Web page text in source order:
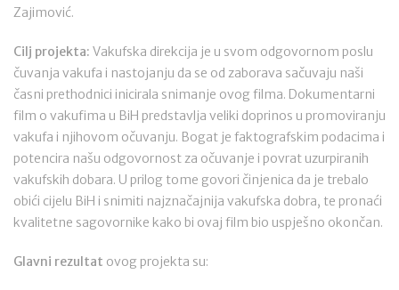
Zajimović.
Cilj projekta: Vakufska direkcija je u svom odgovornom poslu
čuvanja vakufa i nastojanju da se od zaborava sačuvaju naši
časni prethodnici inicirala snimanje ovog filma. Dokumentarni
film o vakufima u BiH predstavlja veliki doprinos u promoviranju
vakufa i njihovom očuvanju. Bogat je faktografskim podacima i
potencira našu odgovornost za očuvanje i povrat uzurpiranih
vakufskih dobara. U prilog tome govori činjenica da je trebalo
obići cijelu BiH i snimiti najznačajnija vakufska dobra, te pronaći
kvalitetne sagovornike kako bi ovaj film bio uspješno okončan.
Glavni rezultat ovog projekta su: